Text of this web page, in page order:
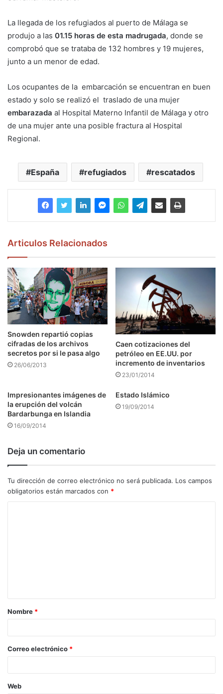
La llegada de los refugiados al puerto de Málaga se
produjo a las 01.15 horas de esta madrugada, donde se
comprobó que se trataba de 132 hombres y 19 mujeres,
junto a un menor de edad.
Los ocupantes de la embarcación se encuentran en buen
estado y solo se realizó el traslado de una mujer
embarazada al Hospital Materno Infantil de Málaga y otro
de una mujer ante una posible fractura al Hospital
Regional.
España refugiados rescatados
Articulos Relacionados
Snowden repartió copias
cifradas de los archivos
secretos por si le pasa algo
26/06/2013
Caen cotizaciones del
petróleo en EE.UU. por
incremento de inventarios
23/01/2014
Impresionantes imágenes de
la erupción del volcán
Bardarbunga en Islandia
16/09/2014
Estado Islámico
19/09/2014
Deja un comentario
Tu dirección de correo electrónico no será publicada. Los campos
obligatorios están marcados con *
a
r
*
Nombre *
Correo electrónico *
Web